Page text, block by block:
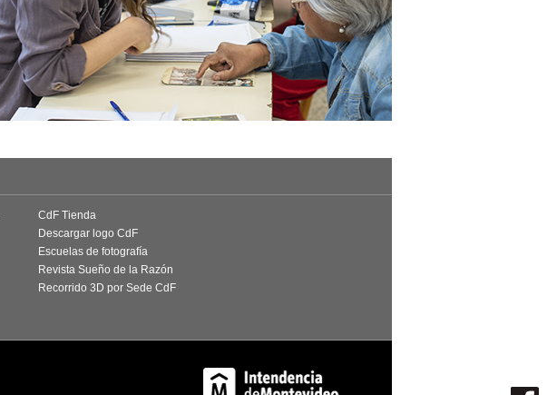
CdF Tienda
Descargar logo CdF
Escuelas de fotografía
Revista Sueño de la Razón
Recorrido 3D por Sede CdF